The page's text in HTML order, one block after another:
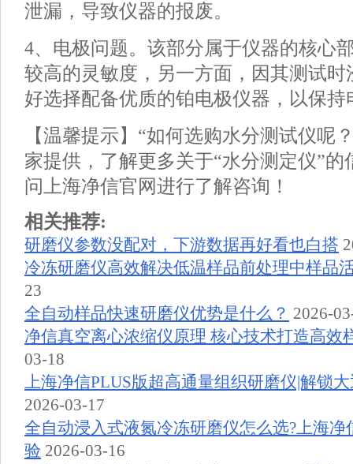
泄漏，导致仪器的报废。
4、电极问题。该部分属于仪器的核心
较高的灵敏度，另一方面，因其测试时
好选择配备优质的铂电极仪器，以保持
【温馨提示】“如何选购水分测试仪呢
家提供，了解更多关于“水分测定仪”的
问上海净信官网进行了解咨询！
相关推荐:
研磨仪参数没配对，下游数据再好看也白搭
冷冻研磨仪高效解决低温样品前处理中样品
23
全自动样品快速研磨仪优势是什么？ 2026-
净信真空离心浓缩仪原理 核心技术打造高效
03-18
上海净信PLUS版超高通量组织研磨仪|解锁
2026-03-17
全自动浸入式液氮冷冻研磨仪怎么选?上海
验 2026-03-16